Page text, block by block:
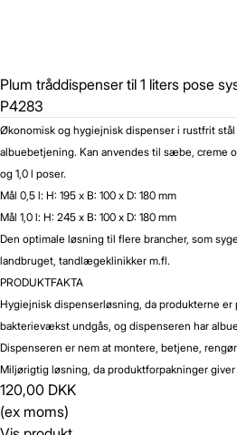
Plum tråddispenser til 1 liters pose
P4283
Økonomisk og hygiejnisk dispenser i rustfrit stål
albuebetjening. Kan anvendes til sæbe, creme
og 1,0 l poser.
Mål 0,5 l: H: 195 x B: 100 x D: 180 mm
Mål 1,0 l: H: 245 x B: 100 x D: 180 mm
Den optimale løsning til flere brancher, som
landbruget, tandlægeklinikker m.fl.
PRODUKTFAKTA
Hygiejnisk dispenserløsning, da produkterne
bakterievækst undgås, og dispenseren har
Dispenseren er nem at montere, betjene,
Miljørigtig løsning, da produktforpakninger
120,00 DKK
(ex moms)